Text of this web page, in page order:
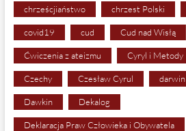
chrześcjiaństwo chrzest Polski
covid19 cud Cud nad Wisłą
Ćwiczenia z ateizmu Cyryl i Metody
Czechy Czesław Cyrul darwin
Dawkin Dekalog
Deklaracja Praw Człowieka i Obywatela